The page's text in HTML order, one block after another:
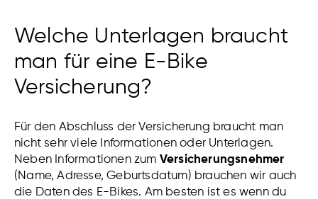
Welche Unterlagen braucht
man für eine E-Bike
Versicherung?
Für den Abschluss der Versicherung braucht man
nicht sehr viele Informationen oder Unterlagen.
Neben Informationen zum Versicherungsnehmer
(Name, Adresse, Geburtsdatum) brauchen wir auch
die Daten des E-Bikes. Am besten ist es wenn du